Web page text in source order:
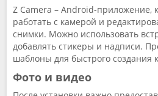
Z Camera – Android-приложение,
работать с камерой и
снимки. Можно использовать
добавлять стикеры и надписи.
шаблоны для быстрого создания
Фото и видео